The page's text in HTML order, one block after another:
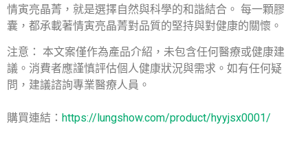
情寅亮晶菁，就是選擇自然與科學的和諧結合。 每一顆膠
囊，都承載著情寅亮晶菁對品質的堅持與對健康的關懷。
注意： 本文案僅作為產品介紹，未包含任何醫療或健康建
議。消費者應謹慎評估個人健康狀況與需求。如有任何疑
問，建議諮詢專業醫療人員。
購買連結： https://lungshow.com/product/hyyjsx0001/